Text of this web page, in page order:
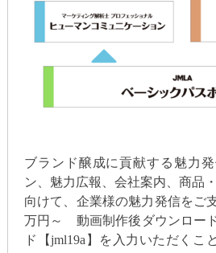
ブランド醸成に貢献する魅力
ン、魅力広報、会社案内、商品
向けて、企業様の魅力発信をご
万円～ 動画制作後ダウンロー
ド【jml19a】を入力いただくこ